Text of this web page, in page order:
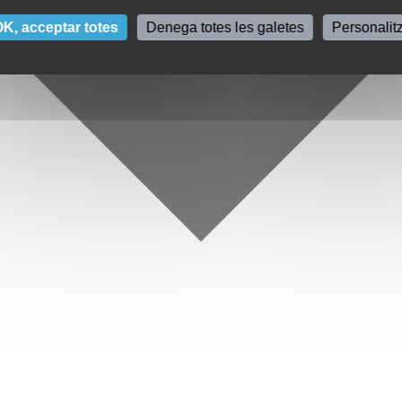
acceptar totes Denega totes les galetes